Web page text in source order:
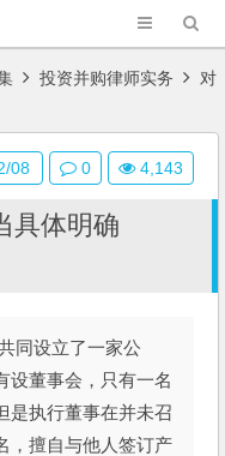
投资并购律师实务 对
具体明确
同设立了一家公
设董事会，只有一名
是执行董事在并未召
，擅自与他人签订产
08 0 4,143